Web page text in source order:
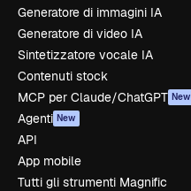
Generatore di immagini IA
Generatore di video IA
Sintetizzatore vocale IA
Contenuti stock
MCP per Claude/ChatGPT New
Agenti New
API
App mobile
Tutti gli strumenti Magnific